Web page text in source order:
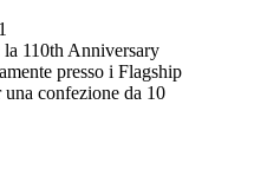
110th Anniversary
presso i Flagship
confezione da 10